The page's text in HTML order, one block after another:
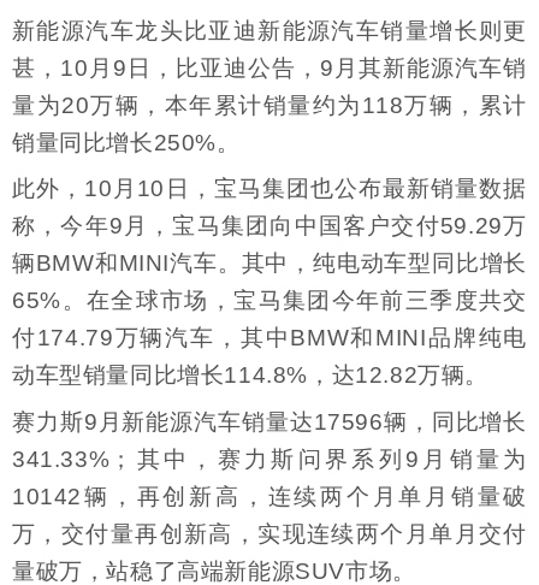
新能源汽车龙头比亚迪新能源汽车销量增长则更
甚，10月9日，比亚迪公告，9月其新能源汽车销
量为20万辆，本年累计销量约为118万辆，累计
销量同比增长250%。
此外，10月10日，宝马集团也公布最新销量数据
称，今年9月，宝马集团向中国客户交付59.29万
辆BMW和MINI汽车。其中，纯电动车型同比增长
65%。在全球市场，宝马集团今年前三季度共交
付174.79万辆汽车，其中BMW和MINI品牌纯电
动车型销量同比增长114.8%，达12.82万辆。
赛力斯9月新能源汽车销量达17596辆，同比增长
341.33%；其中，赛力斯问界系列9月销量为
10142辆，再创新高，连续两个月单月销量破
万，交付量再创新高，实现连续两个月单月交付
量破万，站稳了高端新能源SUV市场。